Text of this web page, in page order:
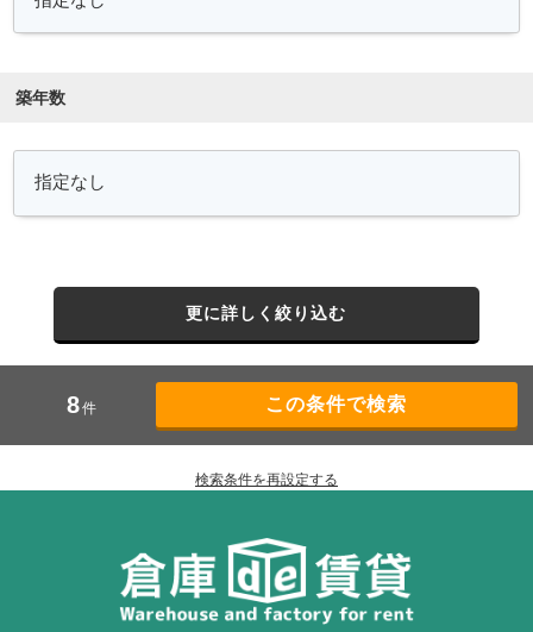
築年数
更に詳しく絞り込む
8件
検索条件を再設定する